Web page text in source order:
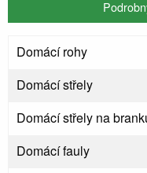
Domácí rohy
Domácí střely
Domácí střely na
Domácí fauly